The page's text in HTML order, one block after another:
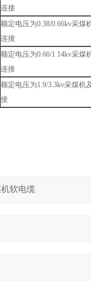
连接
额定电压为0.38/0.66kv采煤
连接
额定电压为0.66/1.14kv采煤
连接
额定电压为1.9/3.3kv采煤机
接